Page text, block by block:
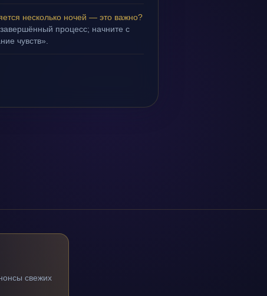
несколько ночей — это важно?
процесс; начните с
чувств».
свежих